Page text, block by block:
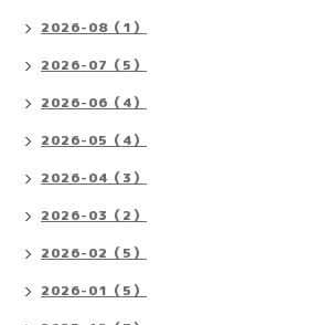
2026-08（1）
2026-07（5）
2026-06（4）
2026-05（4）
2026-04（3）
2026-03（2）
2026-02（5）
2026-01（5）